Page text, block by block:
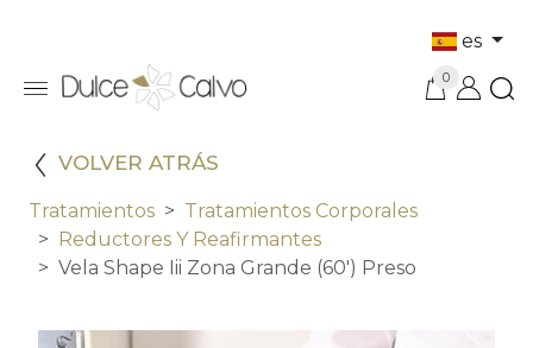
es
0
VOLVER ATRÁS
Tratamientos
Tratamientos Corporales
Reductores Y Reafirmantes
Vela Shape Iii Zona Grande (60') Preso